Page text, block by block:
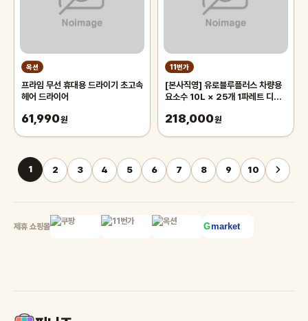
옥션
프라임 무선 휴대용 드라이기 초고속
헤어 드라이어
61,990원
11번가
[본사직영] 유로블루플러스 차량용
요소수 10L × 25개 1파레트 디젤
218,000원
1 2 3 4 5 6 7 8 9 10
제휴 쇼핑몰